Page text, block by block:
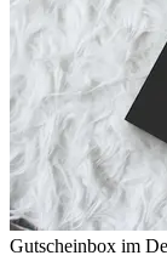
Gutscheinbox im